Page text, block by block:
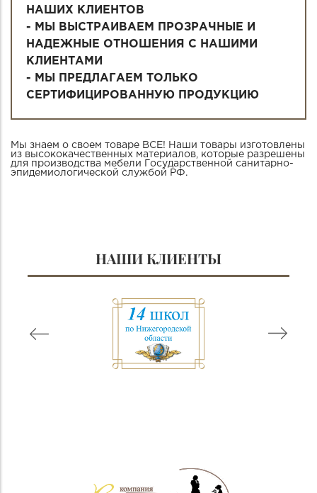
НАШИХ КЛИЕНТОВ
- МЫ ВЫСТРАИВАЕМ ПРОЗРАЧНЫЕ И
НАДЕЖНЫЕ ОТНОШЕНИЯ С НАШИМИ
КЛИЕНТАМИ
- МЫ ПРЕДЛАГАЕМ ТОЛЬКО
СЕРТИФИЦИРОВАННУЮ ПРОДУКЦИЮ
Мы знаем о своем товаре ВСЕ! Наши товары изготовлены
из высококачественных материалов, которые разрешены
для производства мебели Государственной санитарно-
эпидемиологической службой РФ.
НАШИ КЛИЕНТЫ